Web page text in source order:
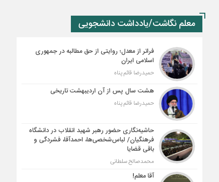
معلم نگاشت/یادداشت دانشجویی
فراتر از معدل؛ روایتی از حق مطالبه در جمهوری
اسلامی ایران
حمیدرضا قائم پناه
هشت سال پس از آن اردیبهشت تاریخی
حمیدرضا قائم پناه
حاشیه‌نگاری حضور رهبر شهید انقلاب در دانشگاه
فرهنگیان/ لباس‌شخصی‌ها، احمدآقا، فشردگی و
باقی قضایا
محمدصالح سلطانی
آقا معلم!